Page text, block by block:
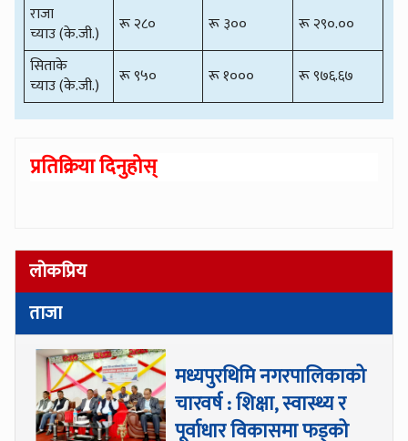
राजा
च्याउ (के.जी.)
रू २८० रू ३००
रू २९०.००
सिताके
च्याउ (के.जी.)
रू ९५० रू १००० रू ९७६.६७
प्रतिक्रिया दिनुहोस्
लोकप्रिय
ताजा
मध्यपुरथिमि नगरपालिकाको
चारवर्ष : शिक्षा, स्वास्थ्य र
पूर्वाधार विकासमा फड्को